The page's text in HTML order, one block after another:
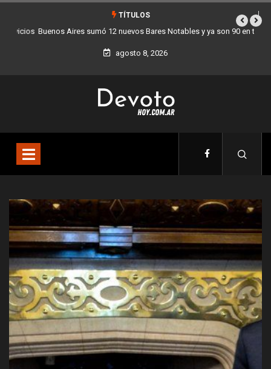
TÍTULOS
Buenos Aires sumó 12 nuevos Bares Notables y ya son 90 en toda la
Ciudad
agosto 8, 2026